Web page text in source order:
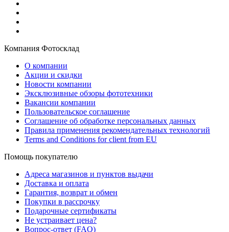
Компания Фотосклад
О компании
Акции и скидки
Новости компании
Эксклюзивные обзоры фототехники
Вакансии компании
Пользовательское соглашение
Соглашение об обработке персональных данных
Правила применения рекомендательных технологий
Terms and Conditions for client from EU
Помощь покупателю
Адреса магазинов и пунктов выдачи
Доставка и оплата
Гарантия, возврат и обмен
Покупки в рассрочку
Подарочные сертификаты
Не устраивает цена?
Вопрос-ответ (FAQ)